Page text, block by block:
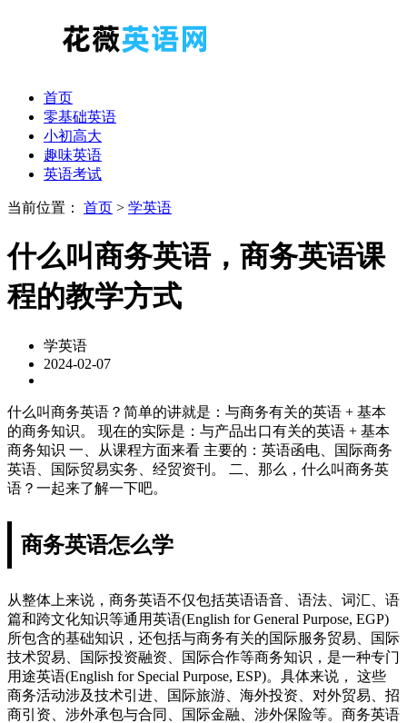
首页
零基础英语
小初高大
趣味英语
英语考试
当前位置： 首页 > 学英语
什么叫商务英语，商务英语课
程的教学方式
学英语
2024-02-07
什么叫商务英语？简单的讲就是：与商务有关的英语 + 基本
的商务知识。 现在的实际是：与产品出口有关的英语 + 基本
商务知识 一、从课程方面来看 主要的：英语函电、国际商务
英语、国际贸易实务、经贸资刊。 二、那么，什么叫商务英
语？一起来了解一下吧。
商务英语怎么学
从整体上来说，商务英语不仅包括英语语音、语法、词汇、语
篇和跨文化知识等通用英语(English for General Purpose, EGP)
所包含的基础知识，还包括与商务有关的国际服务贸易、国际
技术贸易、国际投资融资、国际合作等商务知识，是一种专门
用途英语(English for Special Purpose, ESP)。具体来说， 这些
商务活动涉及技术引进、国际旅游、海外投资、对外贸易、招
商引资、涉外承包与合同、国际金融、涉外保险等。商务英语